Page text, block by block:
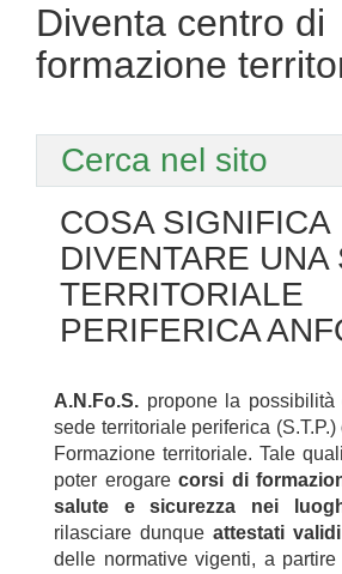
Diventa centro di
formazione
COSA SIGNIFICA
DIVENTARE UNA
TERRITORIALE
PERIFERICA
A.N.Fo.S. propone la
sede territoriale periferica
Formazione territoriale. Tale
poter erogarecorsi di
salute e sicurezza nei
rilasciare dunqueattestati validi
delle normative vigenti, a